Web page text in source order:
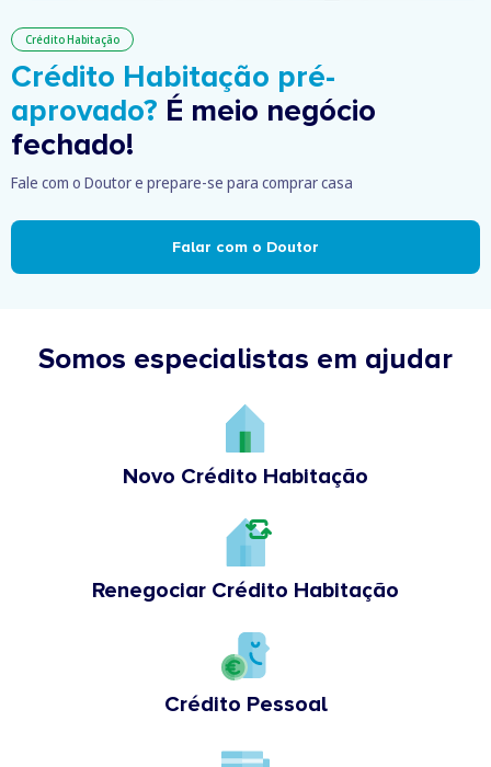
Crédito Habitação
Crédito Habitação pré-
aprovado? É meio negócio
fechado!
Fale com o Doutor e prepare-se para comprar casa
Falar com o Doutor
Somos especialistas em ajudar
Novo Crédito Habitação
Renegociar Crédito Habitação
Crédito Pessoal